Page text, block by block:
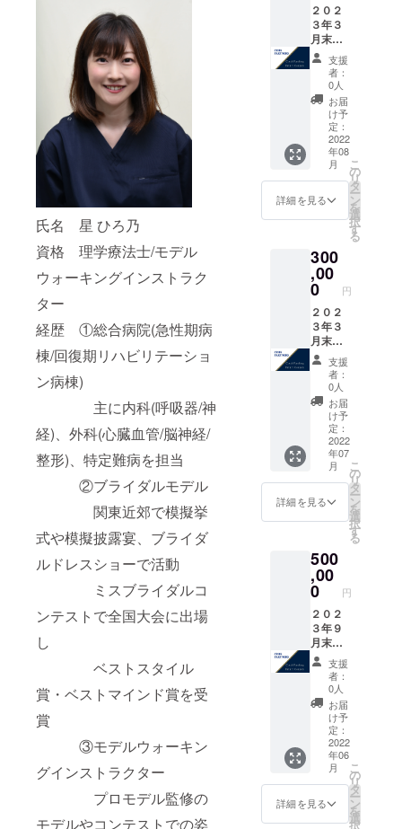
氏名 星 ひろ乃
資格 理学療法士/モデル
ウォーキングインストラク
ター
経歴 ①総合病院(急性期病
棟/回復期リハビリテーショ
ン病棟)
主に内科(呼吸器/神
経)、外科(心臓血管/脳神経/
整形)、特定難病を担当
②ブライダルモデル
関東近郊で模擬挙
式や模擬披露宴、ブライダ
ルドレスショーで活動
ミスブライダルコ
ンテストで全国大会に出場
し
ベストスタイル
賞・ベストマインド賞を受
賞
③モデルウォーキン
グインストラクター
プロモデル監修の
モデルやコンテストでの姿
２０２
３年３
月末日
まで利
用料１
０％割
引券
（繰り
返し利
用可）
支援
者：
0人
お届
け予
定：
2022
年08
月
詳細を見る
こ
の
リ
タ
ー
ン
を
選
択
す
る
300
,00
0 円
２０２
３年３
月末日
まで利
用料
15％割
引券
（繰り
返し利
用可）
支援
者：
0人
お届
け予
定：
2022
年07
月
詳細を見る
こ
の
リ
タ
ー
ン
を
選
択
す
る
500
,00
0 円
２０２
３年９
月末日
まで利
用料１
５％割
引券
（繰り
返し利
用可）
支援
者：
0人
お届
け予
定：
2022
年06
月
詳細を見る
こ
の
リ
タ
ー
ン
を
選
択